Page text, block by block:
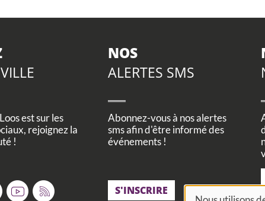
est sur les
rejoignez la
!
Youtube
RSS
NOS
ALERTES SMS
Abonnez-vous à nos alertes
sms afin d'être informé des
événements !
S'INSCRIRE